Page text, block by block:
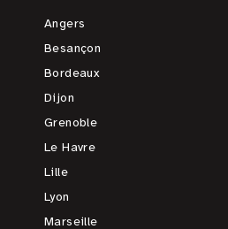
Angers
Besançon
Bordeaux
Dijon
Grenoble
Le Havre
Lille
Lyon
Marseille